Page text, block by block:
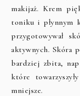
makijaż. Krem
toniku i płynnym
przygotowywał
aktywnych. Skóra
bardziej zbita,
które
mniejsze.